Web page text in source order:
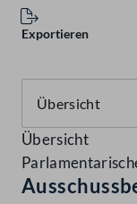
Exportieren
Übersicht